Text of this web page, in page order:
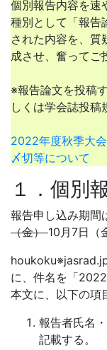
個別報告内容を速
種別として「報告
された内容を、質
成させ、奮ってご
※報告論文を投稿
しくは学会誌投稿
2022年度秋季大
〆切等について
１．個別
報告申し込み期間
（金）10月7日（
に、件名を「
本文に、以下の項
報告者氏名
記載する。